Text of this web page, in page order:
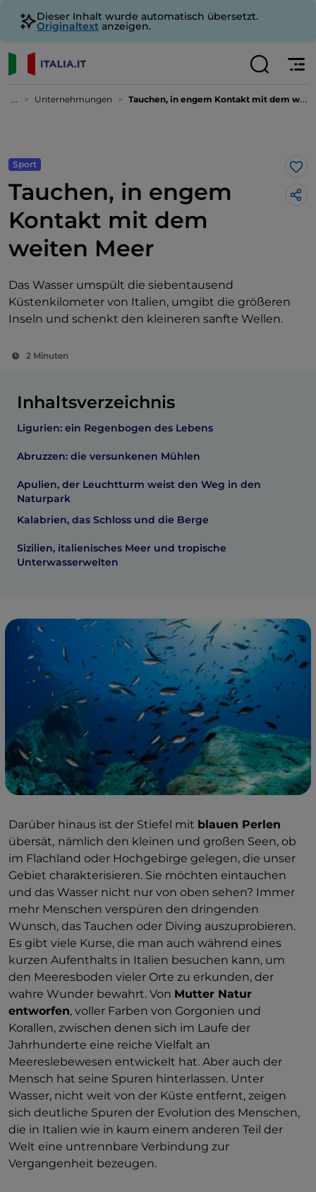
Dieser Inhalt wurde automatisch übersetzt.
Originaltext anzeigen.
... Unternehmungen Tauchen, in engem Kontakt mit dem weiten Meer
Sport
Tauchen, in engem
Kontakt mit dem
weiten Meer
Das Wasser umspült die siebentausend
Küstenkilometer von Italien, umgibt die größeren
Inseln und schenkt den kleineren sanfte Wellen.
2 Minuten
Inhaltsverzeichnis
Ligurien: ein Regenbogen des Lebens
Abruzzen: die versunkenen Mühlen
Apulien, der Leuchtturm weist den Weg in den
Naturpark
Kalabrien, das Schloss und die Berge
Sizilien, italienisches Meer und tropische
Unterwasserwelten
Darüber hinaus ist der Stiefel mit blauen Perlen
übersät, nämlich den kleinen und großen Seen, ob
im Flachland oder Hochgebirge gelegen, die unser
Gebiet charakterisieren. Sie möchten eintauchen
und das Wasser nicht nur von oben sehen? Immer
mehr Menschen verspüren den dringenden
Wunsch, das Tauchen oder Diving auszuprobieren.
Es gibt viele Kurse, die man auch während eines
kurzen Aufenthalts in Italien besuchen kann, um
den Meeresboden vieler Orte zu erkunden, der
wahre Wunder bewahrt. Von Mutter Natur
entworfen, voller Farben von Gorgonien und
Korallen, zwischen denen sich im Laufe der
Jahrhunderte eine reiche Vielfalt an
Meereslebewesen entwickelt hat. Aber auch der
Mensch hat seine Spuren hinterlassen. Unter
Wasser, nicht weit von der Küste entfernt, zeigen
sich deutliche Spuren der Evolution des Menschen,
die in Italien wie in kaum einem anderen Teil der
Welt eine untrennbare Verbindung zur
Vergangenheit bezeugen.